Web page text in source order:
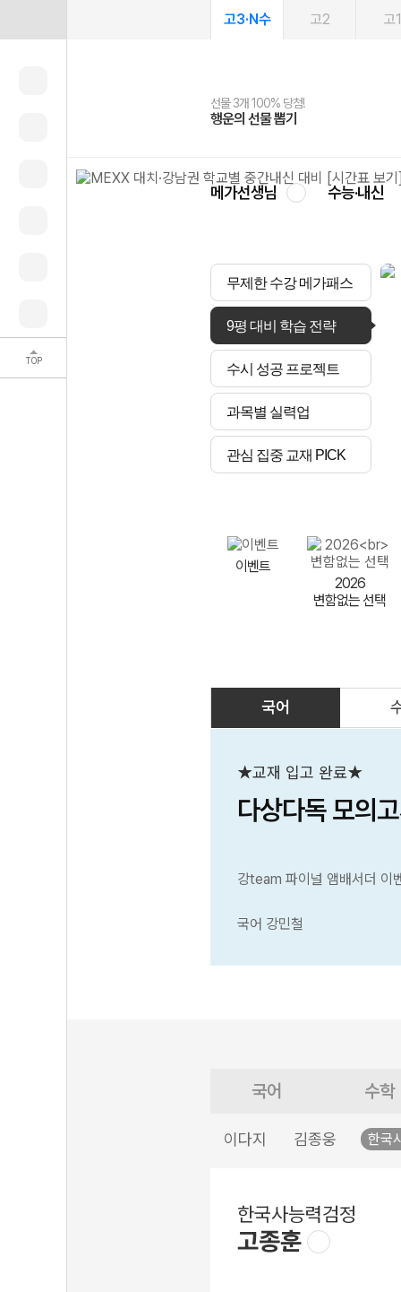
TOP
고3·N수 고2 고1
선물 3개 100% 당첨!
행운의 선물 뽑기
선물 100% 증정!
메가스터디 X 올리브
여름방학 스터디 캐시백
메가런 썸머스쿨
2027 러셀 단과
강사 공개선발
스마트러닝앱
설문 EVENT
메가패스
3일 무료 체험권
메가패스 수강생 무료혜택!
메가클럽 멤버십
사회공헌 캠페인
희망이룸 메가나눔
메가선생님 수능·내신
무제한 수강 메가패스
9평 대비 학습 전략
수시 성공 프로젝트
과목별 실력업
관심 집중 교재 PICK
이벤트
2026
변함없는 선택
국어
★교재 입고 완료★
다상다독 모의
강team 파이널 앰배서더
국어 강민철
국어 수학
이다지 김종웅 한국
한국사능력검정
고종훈